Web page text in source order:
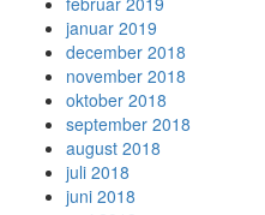
januar 2019
december 2018
november 2018
oktober 2018
september 2018
august 2018
juli 2018
juni 2018